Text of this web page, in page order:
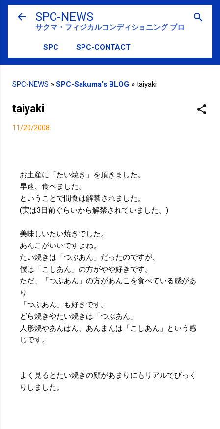
スキップしてメイン コンテンツに移動
SPC-NEWS
サクマ・フィジカルコンディショニング ブログ
SPC SPC-CONTACT
SPC-NEWS » SPC-Sakuma's BLOG » taiyaki
taiyaki
11/20/2008
お土産に「たい焼き」を頂きました。
早速、食べました。
ということで間食は解禁されました。
(実は3日前ぐらいから解禁されていました。)
美味しいたい焼きでした。
あんこがいいですよね。
たい焼きは「つぶあん」だったのですが、
僕は「こしあん」の方がやや好きです。
ただ、「つぶあん」の方があんこを食べている感があ
り
「つぶあん」も好きです。
どら焼きやたい焼きは「つぶあん」
人形焼やあんぱん、あんまんは「こしあん」という感
じです。
よく見るとたい焼きの顔があまりにもリアルでびっく
りしました。